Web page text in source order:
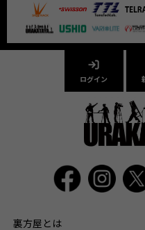
ログイン
裏方屋とは